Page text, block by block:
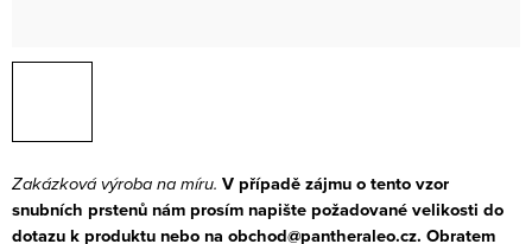
Zakázková výroba na míru. V případě zájmu o tento vzor
snubních prstenů nám prosím napište požadované velikosti do
dotazu k produktu nebo na obchod@pantheraleo.cz. Obratem